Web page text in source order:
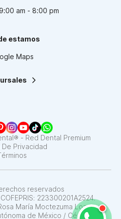
am - 8:00 pm
estamos
Maps
Dental | Narvarte
Dental | Santa Fe
Dental | Coapa
Dental | Satélite
| Interlomas
- Red Dental Premium
De Privacidad
reservados
223300201A2524.
María Moctezuma Lozano /
de México / Cédula N°